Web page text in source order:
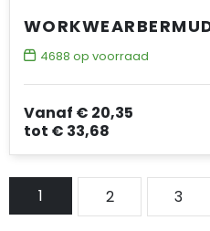
4688 op voorraad
Vanaf € 20,35
tot € 33,68
1 2 3